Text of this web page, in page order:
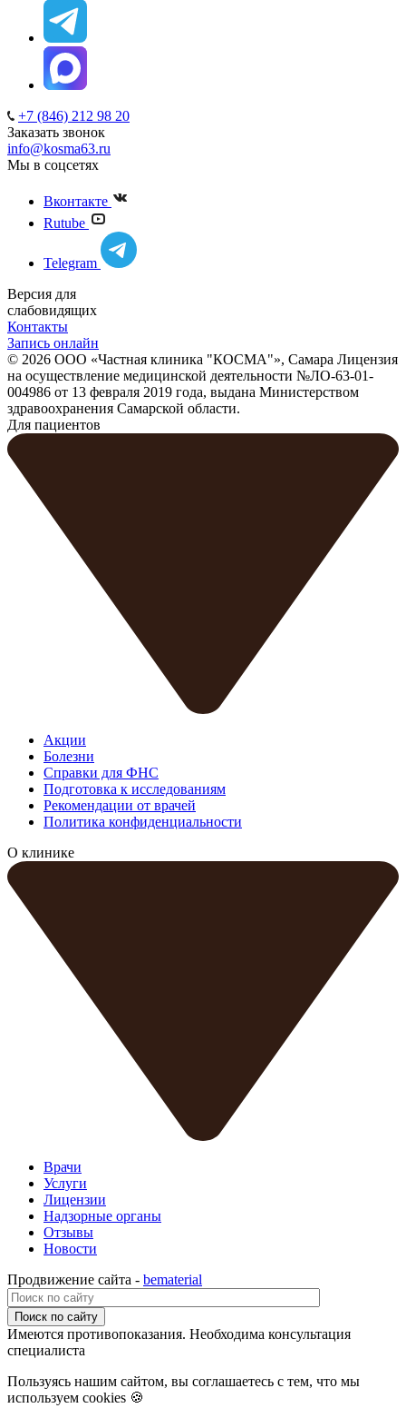
+7 (846) 212 98 20
Заказать звонок
info@kosma63.ru
Мы в соцсетях
Вконтакте
Rutube
Telegram
Версия для
слабовидящих
Контакты
Запись онлайн
© 2026 ООО «Частная клиника "КОСМА"», Самара Лицензия
на осуществление медицинской деятельности №ЛО-63-01-
004986 от 13 февраля 2019 года, выдана Министерством
здравоохранения Самарской области.
Для пациентов
Акции
Болезни
Справки для ФНС
Подготовка к исследованиям
Рекомендации от врачей
Политика конфиденциальности
О клинике
Врачи
Услуги
Лицензии
Надзорные органы
Отзывы
Новости
Продвижение сайта - bematerial
Поиск по сайту
Имеются противопоказания. Необходима консультация
специалиста
Пользуясь нашим сайтом, вы соглашаетесь с тем, что мы
используем cookies 🍪